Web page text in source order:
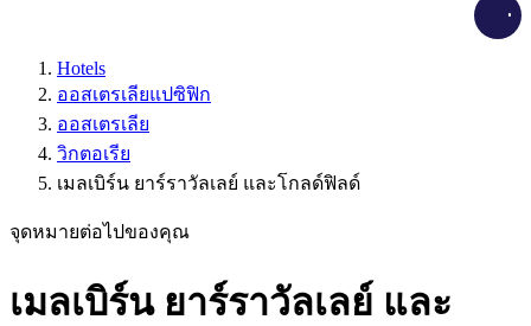
Hotels
ออสเตรเลียแปซิฟิก
ออสเตรเลีย
วิกตอเรีย
เมลเบิร์น ยาร์ราวัลเลย์ และโกลด์ฟิลด์
จุดหมายต่อไปของคุณ
เมลเบิร์น ยาร์ราวัลเลย์ และ